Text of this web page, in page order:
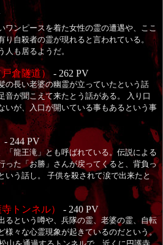
ワンピースを着た女性の霊の遭遇や、ここ
自殺者の霊が現れると言われている。
人も居るようだ。
戸倉隧道） - 262 PV
の長い老婆の幽霊が立っていたという話
音が聞こえて来たとう話がある。 入り口
いが、入口が開いている事もあるという事
- 244 PV
「龍王滝」とも呼ばれている。伝説による
った「お勝」さんが戻ってくると、背負っ
いう話し。 子供を殺されて涙で出来たと
トンネル） - 240 PV
るという噂や、兵隊の霊、老婆の霊、自転
様々な心霊現象が起きているのだという。